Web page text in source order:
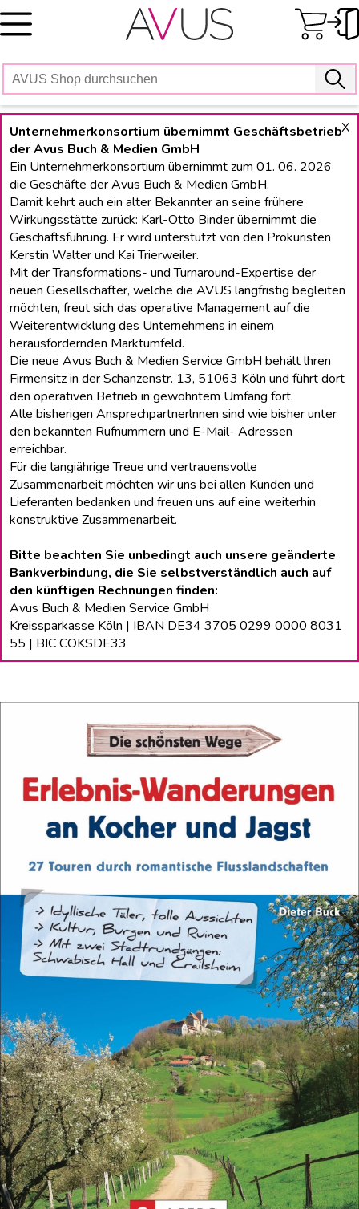
Skip
to
X
Unternehmerkonsortium übernimmt Geschäftsbetrieb
der Avus Buch & Medien GmbH
Ein Unternehmerkonsortium übernimmt zum 01. 06. 2026
die Geschäfte der Avus Buch & Medien GmbH.
Damit kehrt auch ein alter Bekannter an seine frühere
Wirkungsstätte zurück: Karl-Otto Binder übernimmt die
Geschäftsführung. Er wird unterstützt von den Prokuristen
Kerstin Walter und Kai Trierweiler.
Mit der Transformations- und Turnaround-Expertise der
neuen Gesellschafter, welche die AVUS langfristig begleiten
möchten, freut sich das operative Management auf die
Weiterentwicklung des Unternehmens in einem
herausfordernden Marktumfeld.
Die neue Avus Buch & Medien Service GmbH behält lhren
Firmensitz in der Schanzenstr. 13, 51063 Köln und führt dort
den operativen Betrieb in gewohntem Umfang fort.
Alle bisherigen Ansprechpartnerlnnen sind wie bisher unter
den bekannten Rufnummern und E-Mail- Adressen
erreichbar.
Für die langiährige Treue und vertrauensvolle
Zusammenarbeit möchten wir uns bei allen Kunden und
Lieferanten bedanken und freuen uns auf eine weiterhin
konstruktive Zusammenarbeit.
Bitte beachten Sie unbedingt auch unsere geänderte
Bankverbindung, die Sie selbstverständlich auch auf
den künftigen Rechnungen finden:
Avus Buch & Medien Service GmbH
Kreissparkasse Köln | IBAN DE34 3705 0299 0000 8031
55 | BIC COKSDE33